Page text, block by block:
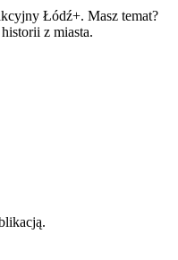
Łódź+. Masz temat?
z miasta.